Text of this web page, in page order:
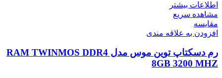
اطلاعات بیشتر
مشاهده سریع
مقایسه
افزودن به علاقه مندی
رم دسکتاپ توین موس مدل RAM TWINMOS DDR4
8GB 3200 MHZ